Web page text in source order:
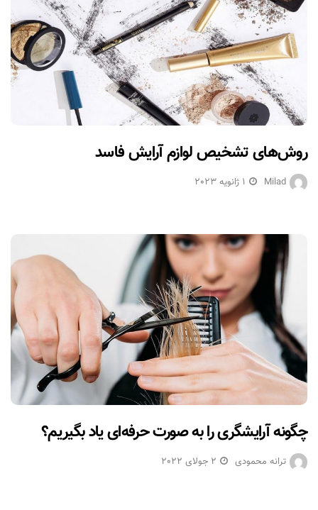
روش‌های تشخیص لوازم آرایش فاسد
Milad 1 ژانویه 2023
چگونه آرایشگری را به صورت حرفه‌ای یاد بگیریم؟
ترانه محمودی 2 جولای 2022